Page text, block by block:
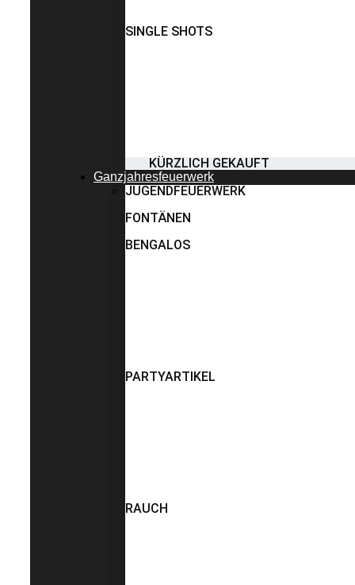
SINGLE SHOTS
KÜRZLICH GEKAUFT
Ganzjahresfeuerwerk
JUGENDFEUERWERK
FONTÄNEN
BENGALOS
PARTYARTIKEL
RAUCH